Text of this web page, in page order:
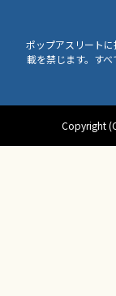
ポップアスリート
載を禁じます。す
Copyright